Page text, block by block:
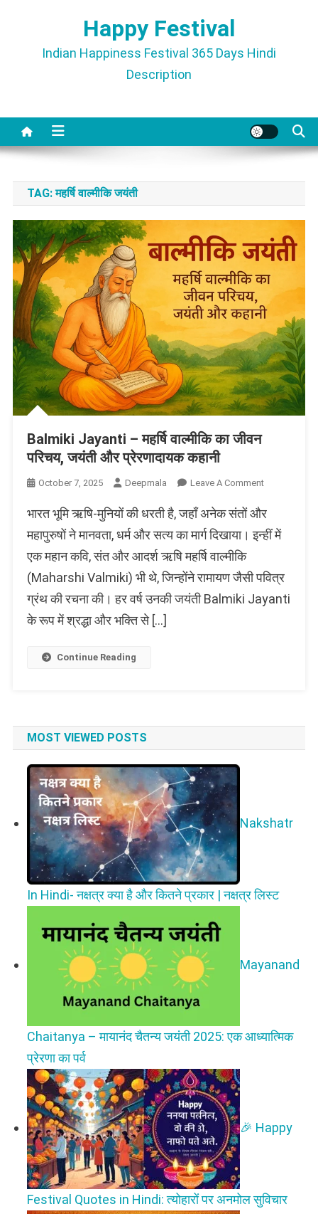
content
Happy Festival
Indian Happiness Festival 365 Days Hindi
Description
TAG:महर्षि वाल्मीकि जयंती
Balmiki Jayanti – महर्षि वाल्मीकि का जीवन
परिचय, जयंती और प्रेरणादायक कहानी
October 7, 2025 Deepmala Leave A CommentOn
Jayanti
–
महर्षि
का
परिचय,
भारत भूमि ऋषि-मुनियों की धरती है, जहाँ अनेक संतों और
महापुरुषों ने मानवता, धर्म और सत्य का मार्ग दिखाया। इन्हीं में
एक महान कवि, संत और आदर्श ऋषि महर्षि वाल्मीकि
(Maharshi Valmiki) भी थे, जिन्होंने रामायण जैसी पवित्र
ग्रंथ की रचना की। हर वर्ष उनकी जयंती Balmiki Jayanti
के रूप में श्रद्धा और भक्ति से […]
Continue Reading
MOST VIEWED POSTS
Nakshatr
In Hindi- नक्षत्र क्या है और कितने प्रकार | नक्षत्र लिस्ट
Mayanand
Chaitanya – मायानंद चैतन्य जयंती 2025: एक आध्यात्मिक
प्रेरणा का पर्व
🎉 Happy
Festival Quotes in Hindi: त्योहारों पर अनमोल सुविचार